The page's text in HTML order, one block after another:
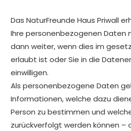
Das NaturFreunde Haus Priwall
Ihre personenbezogenen Daten
dann weiter, wenn dies im
erlaubt ist oder Sie in die
einwilligen.
Als personenbezogene Daten
Informationen, welche dazu
Person zu bestimmen und
zurückverfolgt werden können –